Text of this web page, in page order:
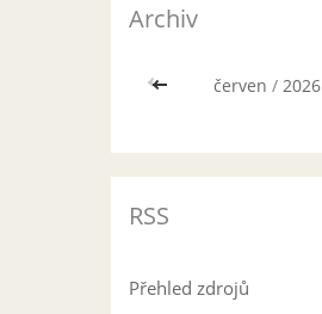
Archiv
<< červen / 2026
RSS
Přehled zdrojů